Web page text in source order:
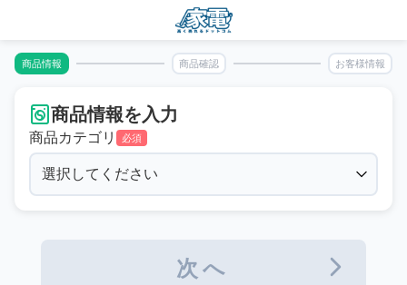
商品情報 商品確認 お客様情報
商品情報を入力
商品カテゴリ 必須
次へ